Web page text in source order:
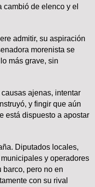
de elenco y el
admitir, su aspiración
morenista se
más grave, sin
ajenas, intentar
y fingir que aún
está dispuesto a apostar
Diputados locales,
y operadores
barco, pero no en
con su rival